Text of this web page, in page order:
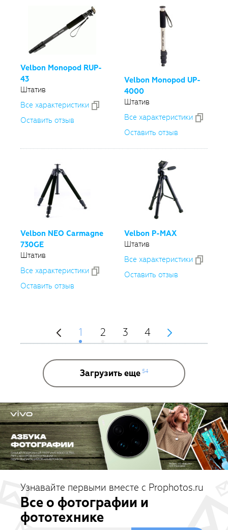
Velbon Monopod RUP-
43
Штатив
Все xарактеристики
Оставить отзыв
Velbon Monopod UP-
4000
Штатив
Все xарактеристики
Оставить отзыв
Velbon NEO Carmagne
730GE
Штатив
Все xарактеристики
Оставить отзыв
Velbon P-MAX
Штатив
Все xарактеристики
Оставить отзыв
1 2 3 4
Загрузить еще 54
Узнавайте первыми вместе с Prophotos.ru
Все о фотографии и
фототехнике